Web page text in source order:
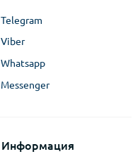
Информация
Telegram
Viber
Whatsapp
Messenger